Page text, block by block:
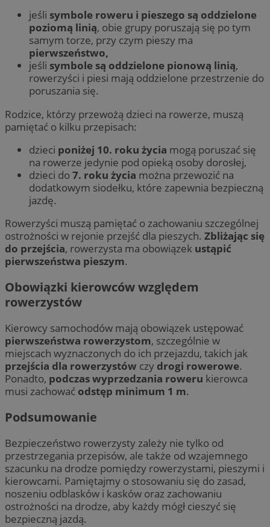
jeśli symbole roweru i pieszego są oddzielone
poziomą linią, obie grupy poruszają się po tym
samym torze, przy czym pieszy ma
pierwszeństwo,
jeśli symbole są oddzielone pionową linią,
rowerzyści i piesi mają oddzielone przestrzenie do
poruszania się.
Rodzice, którzy przewożą dzieci na rowerze, muszą
pamiętać o kilku przepisach:
dzieci poniżej 10. roku życia mogą poruszać się
na rowerze jedynie pod opieką osoby dorosłej,
dzieci do7. roku życia można przewozić na
dodatkowym siodełku, które zapewnia bezpieczną
jazdę.
Rowerzyści muszą pamiętać o zachowaniu szczególnej
ostrożności w rejonie przejść dla pieszych. Zbliżając się
do przejścia, rowerzysta ma obowiązek ustąpić
pierwszeństwa pieszym.
Obowiązki kierowców względem
rowerzystów
Kierowcy samochodów mają obowiązek ustępować
pierwszeństwa rowerzystom, szczególnie w
miejscach wyznaczonych do ich przejazdu, takich jak
przejścia dla rowerzystów czy drogi rowerowe.
Ponadto, podczas wyprzedzania roweru kierowca
musi zachować odstęp minimum 1 m.
Podsumowanie
Bezpieczeństwo rowerzysty zależy nie tylko od
przestrzegania przepisów, ale także od wzajemnego
szacunku na drodze pomiędzy rowerzystami, pieszymi i
kierowcami. Pamiętajmy o stosowaniu się do zasad,
noszeniu odblasków i kasków oraz zachowaniu
ostrożności na drodze, aby każdy mógł cieszyć się
bezpieczną jazdą.